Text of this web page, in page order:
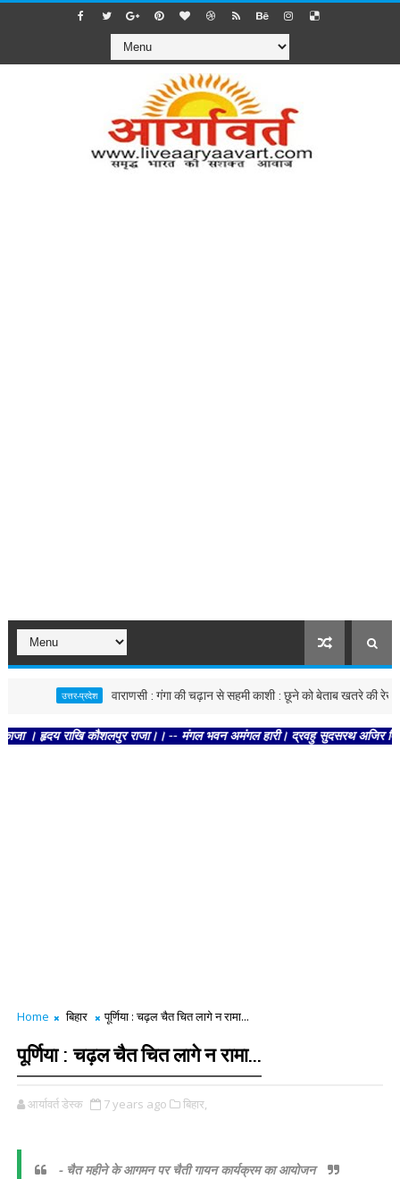
उत्तर-प्रदेश वाराणसी : गंगा की चढ़ान से सहमी काशी : छूने को बेताब खतरे की रेखा
हृदय राखि कौशलपुर राजा।। -- मंगल भवन अमंगल हारी। द्रवहु सुदसरथ अजिर बिहारी
Home बिहार पूर्णिया : चढ़ल चैत चित लागे न रामा...
पूर्णिया : चढ़ल चैत चित लागे न रामा...
आर्यावर्त डेस्क 7 years ago बिहार,
- चैत महीने के आगमन पर चैती गायन कार्यक्रम का आयोजन